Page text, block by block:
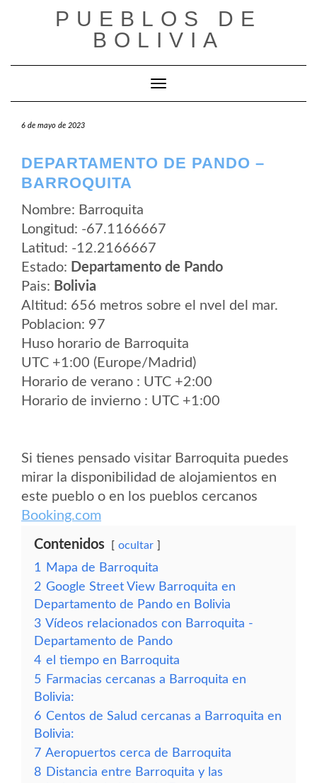
PUEBLOS DE
BOLIVIA
Cambiar modo de navegación
6 de mayo de 2023
DEPARTAMENTO DE PANDO –
BARROQUITA
Nombre: Barroquita
Longitud: -67.1166667
Latitud: -12.2166667
Estado: Departamento de Pando
Pais: Bolivia
Altitud: 656 metros sobre el nvel del mar.
Poblacion: 97
Huso horario de Barroquita
UTC +1:00 (Europe/Madrid)
Horario de verano : UTC +2:00
Horario de invierno : UTC +1:00
Si tienes pensado visitar Barroquita puedes
mirar la disponibilidad de alojamientos en
este pueblo o en los pueblos cercanos
Booking.com
Contenidos ocultar
1
Mapa de Barroquita
2 Google Street View Barroquita en
Departamento de Pando en Bolivia
3 Vídeos relacionados con Barroquita -
Departamento de Pando
4 el tiempo en Barroquita
5 Farmacias cercanas a Barroquita en
Bolivia:
6 Centos de Salud cercanas a Barroquita en
Bolivia:
7 Aeropuertos cerca de Barroquita
8 Distancia entre Barroquita y las